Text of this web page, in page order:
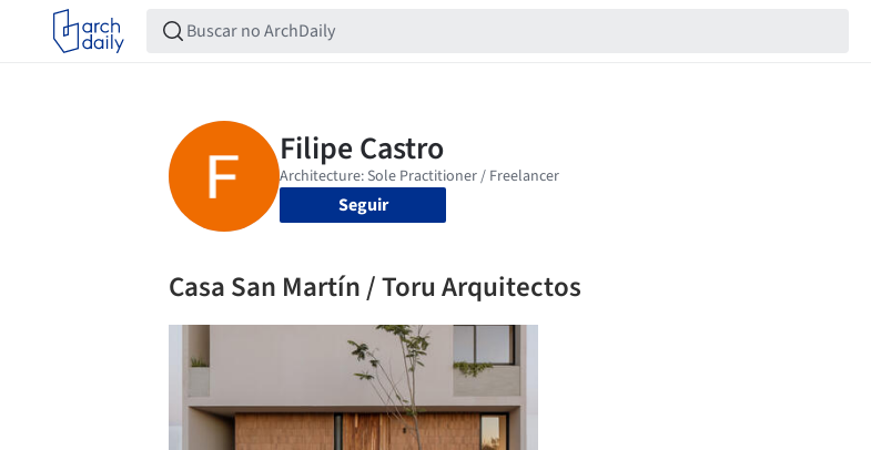
Seguir
Casa San Martín / Toru Arquitectos